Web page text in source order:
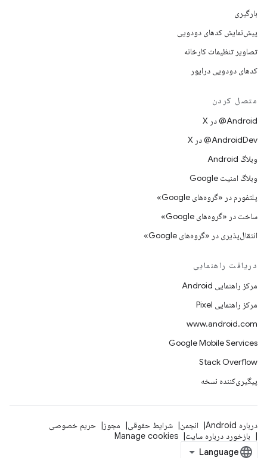
بارگیری
پیش‌نمایش کدهای دودویی
تصاویر تنظیمات کارخانه
کدهای دودویی درایور
متصل کردن
‫‎@Android در X
‫‎@AndroidDev در X
وبلاگ Android
وبلاگ امنیت Google
پلتفورم در «گروه‌های Google»
ساخت در «گروه‌های Google»
انتقال‌پذیری در «گروه‌های Google»
دریافت راهنمایی
مرکز راهنمایی Android
مرکز راهنمایی Pixel
www.android.com
Google Mobile Services
Stack Overflow
پیگیری‌کننده نسخه
درباره Android انجمن شرایط حقوقی مجوز
حریم خصوصی
بازخورد درباره سایت
Manage cookies